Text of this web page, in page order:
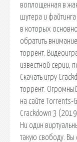
воплощенная в
шутера и
в которых
обратить
торрент.
известной серии,
Скачать игру
торрент.
на сайте Torrents-
Crackdown 3
Ни один
такую свободу.